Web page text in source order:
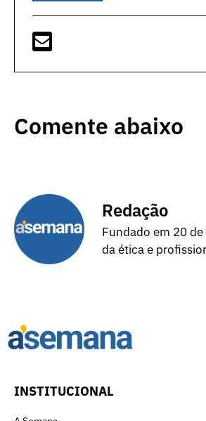
Comente abaixo
Redação
Fundado em 20
da ética e
INSTITUCIONAL